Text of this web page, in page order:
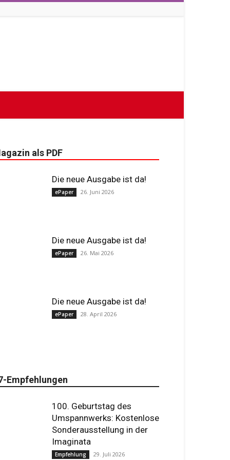
als PDF
Die neue Ausgabe ist da!
ePaper 26. Juni 2026
Die neue Ausgabe ist da!
ePaper 26. Mai 2026
Die neue Ausgabe ist da!
ePaper 28. April 2026
Empfehlungen
100. Geburtstag des
Umspannwerks: Kostenlose
Sonderausstellung in der
Imaginata
Empfehlung 29. Juli 2026